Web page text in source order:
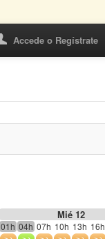
Accede o Regístrate
Mié 12
01h 04h 07h 10h 13h 16h